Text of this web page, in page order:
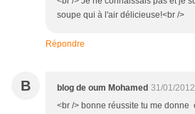
soupe qui à l'air délicieuse!<br />
Répondre
B blog de oum Mohamed 31/01/
<br /> bonne réussite tu me donne